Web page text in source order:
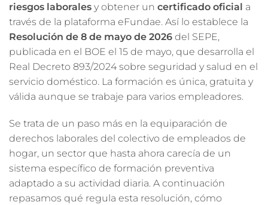
riesgos laborales y obtener un certificado oficial a
través de la plataforma eFundae. Así lo establece la
Resolución de 8 de mayo de 2026 del SEPE,
publicada en el BOE el 15 de mayo, que desarrolla el
Real Decreto 893/2024 sobre seguridad y salud en el
servicio doméstico. La formación es única, gratuita y
válida aunque se trabaje para varios empleadores.
Se trata de un paso más en la equiparación de
derechos laborales del colectivo de empleados de
hogar, un sector que hasta ahora carecía de un
sistema específico de formación preventiva
adaptado a su actividad diaria. A continuación
repasamos qué regula esta resolución, cómo